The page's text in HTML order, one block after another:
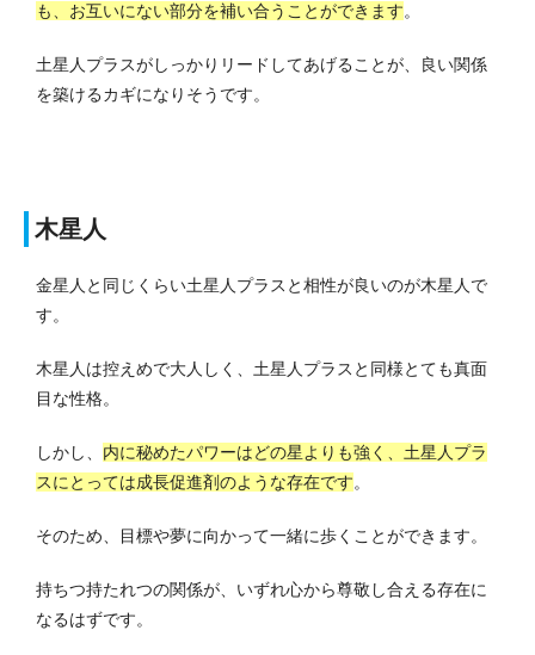
も、お互いにない部分を補い合うことができます。
土星人プラスがしっかりリードしてあげることが、良い関係
を築けるカギになりそうです。
木星人
金星人と同じくらい土星人プラスと相性が良いのが木星人で
す。
木星人は控えめで大人しく、土星人プラスと同様とても真面
目な性格。
しかし、 内に秘めたパワーはどの星よりも強く、土星人プラ
スにとっては成長促進剤のような存在です。
そのため、目標や夢に向かって一緒に歩くことができます。
持ちつ持たれつの関係が、いずれ心から尊敬し合える存在に
なるはずです。